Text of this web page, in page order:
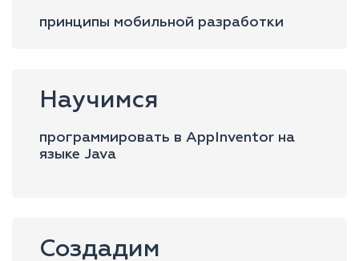
принципы мобильной разработки
Научимся
программировать в AppInventor на
языке Java
Создадим